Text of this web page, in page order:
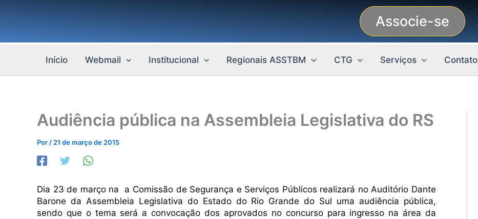
conteúdo
Associe-se
Início Webmail Institucional Regionais ASSTBM CTG Serviços Contato
Audiência pública na Assembleia Legislativa do RS
Por / 21 de março de 2015
Dia 23 de março na a Comissão de Segurança e Serviços Públicos realizará no Auditório Dante
Barone da Assembleia Legislativa do Estado do Rio Grande do Sul uma audiência pública,
sendo que o tema será a convocação dos aprovados no concurso para ingresso na área da